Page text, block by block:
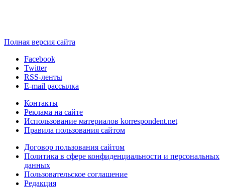
Полная версия сайта
Facebook
Twitter
RSS-ленты
E-mail рассылка
Контакты
Реклама на сайте
Использование материалов korrespondent.net
Правила пользования сайтом
Договор пользования сайтом
Политика в сфере конфиденциальности и персональных
данных
Пользовательское соглашение
Редакция